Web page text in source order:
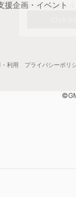
援企画・イベント
利用 プライバシーポリ